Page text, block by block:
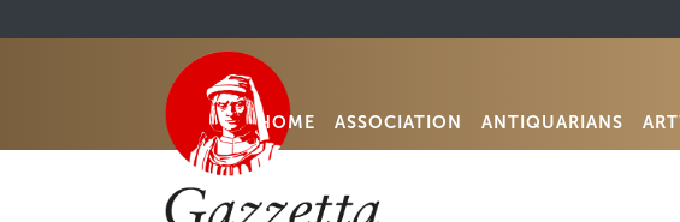
HOME ASSOCIATION ANTIQUARIANS